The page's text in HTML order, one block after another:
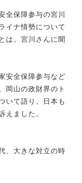
全保障参与の宮川
イナ情勢について
は。宮川さんに聞
安全保障参与など
岡山の政財界のト
いて語り、日本も
えました。
、大きな対立の時